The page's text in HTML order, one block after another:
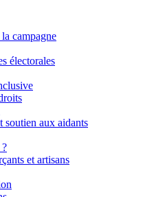
campagne
électorales
soutien aux aidants
et artisans